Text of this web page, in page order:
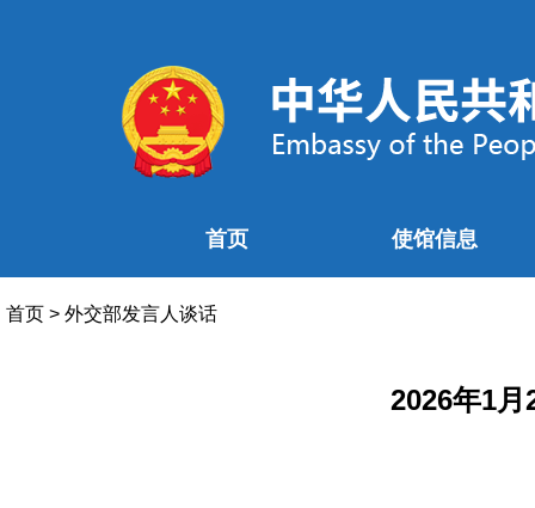
首页 使馆信息
首页 > 外交部发言人谈话
2026年1